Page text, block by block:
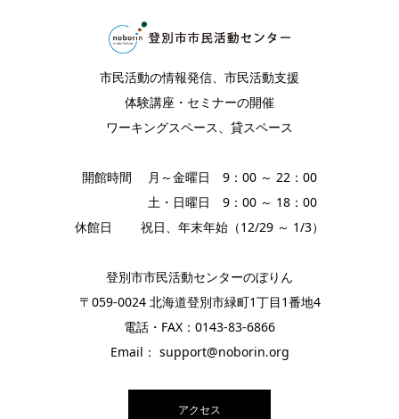
市民活動の情報発信、市民活動支援
体験講座・セミナーの開催
ワーキングスペース、貸スペース
開館時間 月～金曜日 9：00 ～ 22：00
土・日曜日 9：00 ～ 18：00
休館日 祝日、年末年始（12/29 ～ 1/3）
登別市市民活動センターのぼりん
〒059-0024 北海道登別市緑町1丁目1番地4
電話・FAX：0143-83-6866
Email： support@noborin.org
アクセス